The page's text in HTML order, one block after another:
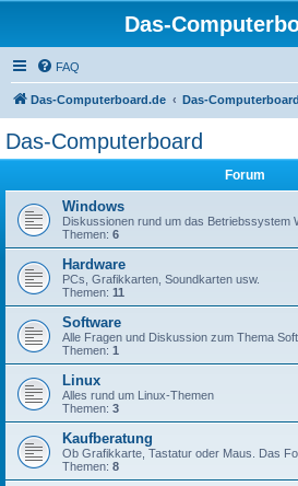
Das-
FAQ
Das-Computerboard.de Das-Computerboard
Das-Computerboard
Forum
Windows
Diskussionen rund um das Betriebssystem
Themen: 6
Hardware
PCs, Grafikkarten, Soundkarten usw.
Themen: 11
Software
Alle Fragen und Diskussion zum Thema
Themen: 1
Linux
Alles rund um Linux-Themen
Themen: 3
Kaufberatung
Ob Grafikkarte, Tastatur oder Maus. Das
Themen: 8